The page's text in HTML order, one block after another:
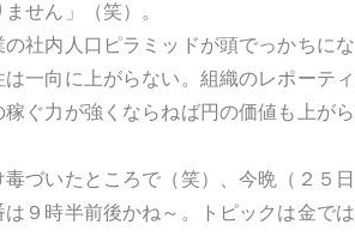
ません」（笑）。
社内人口ピラミッドが頭でっかちに
一向に上がらない。組織のレポーテ
ぐ力が強くならねば円の価値も上がら
毒づいたところで（笑）、今晩（２５
９時半前後かね～。トピックは金で